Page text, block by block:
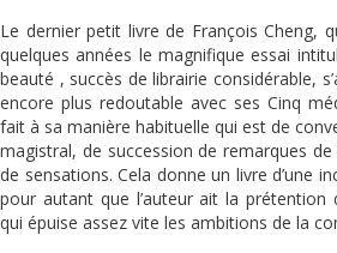
Le dernier petit livre de François Cheng,
quelques années le magnifique essai
beauté , succès de librairie considérable,
encore plus redoutable avec ses Cinq
fait à sa manière habituelle qui est de
magistral, de succession de remarques
de sensations. Cela donne un livre d’une
pour autant que l’auteur ait la prétention
qui épuise assez vite les ambitions de la